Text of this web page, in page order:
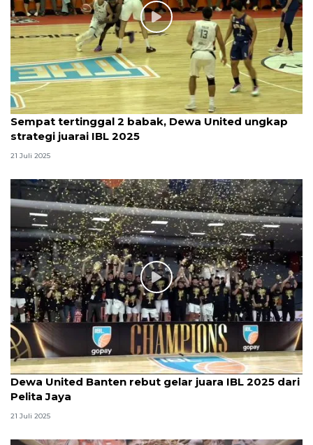
Sempat tertinggal 2 babak, Dewa United ungkap
strategi juarai IBL 2025
21 Juli 2025
Dewa United Banten rebut gelar juara IBL 2025 dari
Pelita Jaya
21 Juli 2025